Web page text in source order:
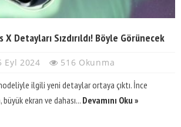
Detayları Sızdırıldı! Böyle Görünecek
Eyl 2024 516 Okunma
ilgili yeni detaylar ortaya çıktı. İnce
ekran ve dahası... Devamını Oku »